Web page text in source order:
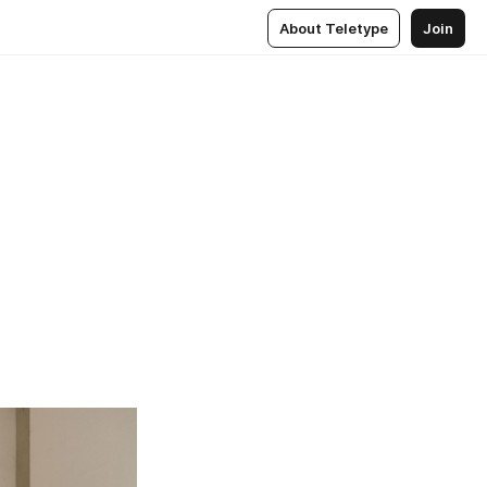
About Teletype Join